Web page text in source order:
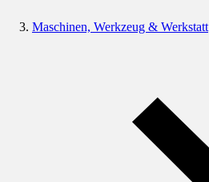
Maschinen, Werkzeug & Werkstatt